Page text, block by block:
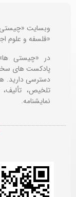
وبسایت «چیستی
«فلسفه و علوم
در «چیستی
پادکست های
دسترسی دارید.
تلخیص،
نمایشنامه.